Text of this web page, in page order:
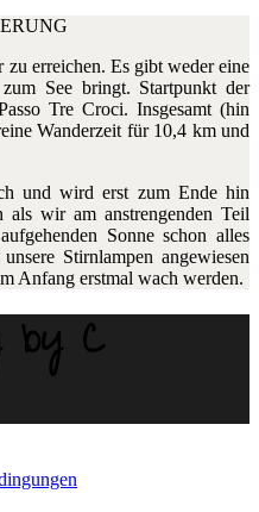
zu erreichen. Es gibt weder eine
See bringt. Startpunkt der
Tre Croci. Insgesamt (hin
Wanderzeit für 10,4 km und
und wird erst zum Ende hin
als wir am anstrengenden Teil
Sonne schon alles
Stirnlampen angewiesen
Anfang erstmal wach werden.
by C